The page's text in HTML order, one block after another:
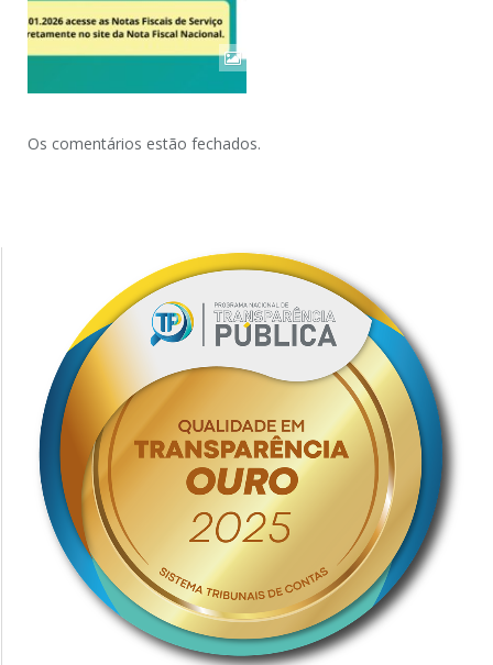
Os comentários estão fechados.